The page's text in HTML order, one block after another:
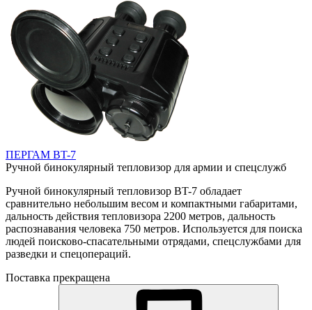
ПЕРГАМ BT-7
Ручной бинокулярный тепловизор для армии и спецслужб
Ручной бинокулярный тепловизор BT-7 обладает
сравнительно небольшим весом и компактными габаритами,
дальность действия тепловизора 2200 метров, дальность
распознавания человека 750 метров. Используется для поиска
людей поисково-спасательными отрядами, спецслужбами для
разведки и спецопераций.
Поставка прекращена